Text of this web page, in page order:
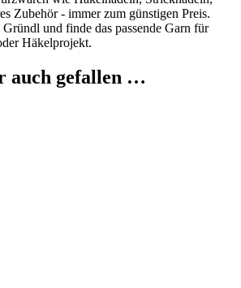
Zubehör - immer zum günstigen Preis.
und finde das passende Garn für
Häkelprojekt.
auch gefallen …